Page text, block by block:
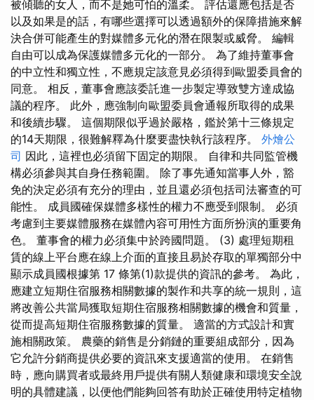
被傾聽的女人，而不是她可怕的溫柔。 評估還應包括是否
以及如果是的話，有哪些選擇可以透過額外的保障措施來解
決合併可能產生的對媒體多元化的潛在限製或威脅。 編輯
自由可以成為保護媒體多元化的一部分。 為了維持董事會
的中立性和獨立性，不應規定該意見必須得到歐盟委員會的
同意。 相反，董事會應該委託進一步製定導致雙方達成協
議的程序。 此外，應強制向歐盟委員會通報所取得的成果
和後續步驟。 這個期限似乎過於嚴格，鑑於第十三條規定
的14天期限，很難解釋為什麼要盡快執行該程序。 外燴公
司 因此，這裡也必須留下固定的期限。 自律和共同監管機
構必須參與其自身任務範圍。 除了事先通知當事人外，豁
免的決定必須有充分的理由，並且還必須包括司法審查的可
能性。 成員國確保媒體多樣性的權力不應受到限制。 必須
考慮到主要媒體服務在媒體內容可用性方面所扮演的重要角
色。 董事會的權力必須集中於跨國問題。 (3) 處理短期租
賃的線上平台應在線上介面的直接且易於存取的單獨部分中
顯示成員國根據第 17 條第(1)款提供的資訊的參考。 為此，
應建立短期住宿服務相關數據的製作和共享的統一規則，這
將改善公共當局獲取短期住宿服務相關數據的機會和質量，
從而提高短期住宿服務數據的質量。 適當的方式設計和實
施相關政策。 農藥的銷售是分銷鏈的重要組成部分，因為
它允許分銷商提供必要的資訊來支援適當的使用。 在銷售
時，應向購買者或最終用戶提供有關人類健康和環境安全說
明的具體建議，以便他們能夠回答有助於正確使用特定植物